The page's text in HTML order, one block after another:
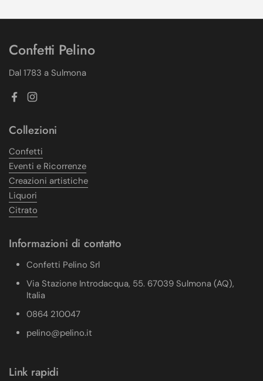
Confetti Pelino
Dal 1783 a Sulmona
FacebookInstagram
Collezioni
Confetti
Eventi e Ricorrenze
Creazioni artistiche
Liquori
Citrato
Informazioni di contatto
Confetti Pelino Srl
Via Stazione Introdacqua, 55. 67039 Sulmona (AQ),
Italia
0864 210047
pelino@pelino.it
Link rapidi